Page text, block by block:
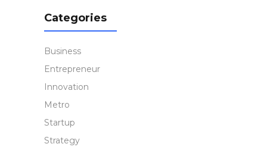
Categories
Business
Entrepreneur
Innovation
Metro
Startup
Strategy